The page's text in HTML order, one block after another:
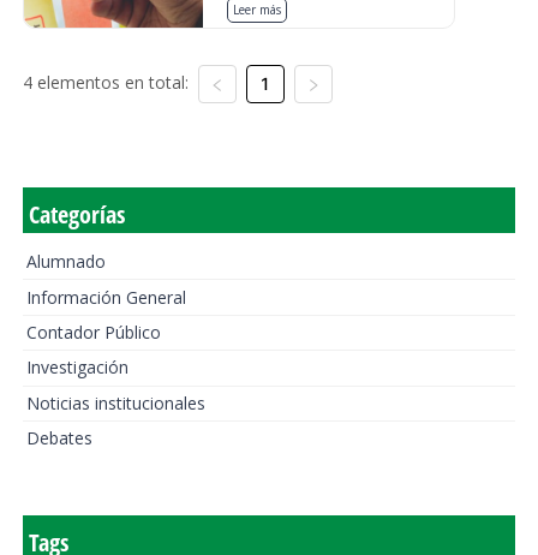
Leer más
4 elementos en total: 1
Categorías
Alumnado
Información General
Contador Público
Investigación
Noticias institucionales
Debates
Tags